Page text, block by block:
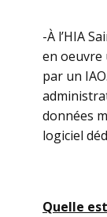
-À l’HIA
en oeuvre
par un
données
logiciel
Quelle